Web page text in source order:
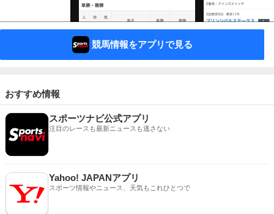
競馬情報をアプリで見る
おすすめ情報
スポーツナビ公式アプリ
注目のレースも最新ニュースも逃さない
Yahoo! JAPANアプリ
スポーツ情報やニュース、天気もこれひとつで